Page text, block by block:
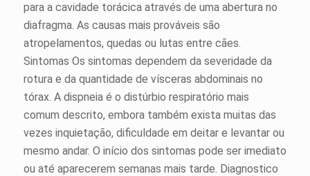
para a cavidade torácica através de uma abertura no
diafragma. As causas mais prováveis são
atropelamentos, quedas ou lutas entre cães.
Sintomas Os sintomas dependem da severidade da
rotura e da quantidade de vísceras abdominais no
tórax. A dispneia é o distúrbio respiratório mais
comum descrito, embora também exista muitas das
vezes inquietação, dificuldade em deitar e levantar ou
mesmo andar. O início dos sintomas pode ser imediato
ou até aparecerem semanas mais tarde. Diagnostico